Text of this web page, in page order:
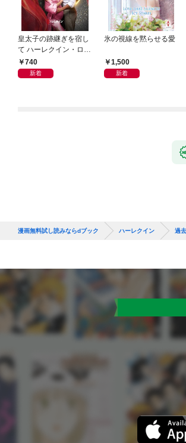
皇太子の跡継ぎを宿し
て ハーレクイン・ロマ
ンス～純潔のシンデレ
ラ～
740
新着
氷の視線を黙らせる愛
1,500
新着
漫画無料試し読みならdブック ハーレクイン 過